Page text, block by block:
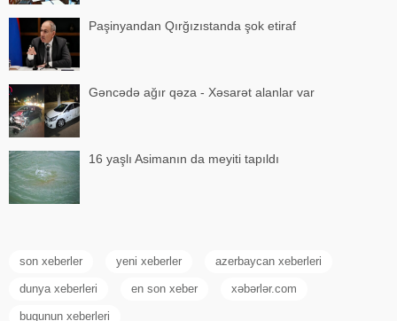
Paşinyandan Qırğızıstanda şok etiraf
Gəncədə ağır qəza - Xəsarət alanlar var
16 yaşlı Asimanın da meyiti tapıldı
son xeberler yeni xeberler azerbaycan xeberleri
dunya xeberleri en son xeber xəbərlər.com
bugunun xeberleri